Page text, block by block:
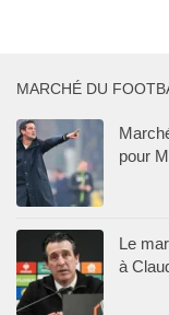
MARCHÉ DU
pour
Le
à